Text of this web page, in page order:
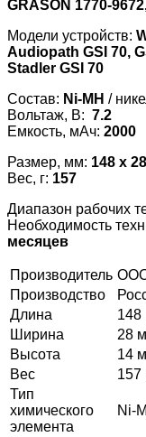
GRASON 1770-
Модели устройств:
Audiopath GSI 70,
Stadler GSI 70
Состав: Ni-MH /
Вольтаж, В: 7.2
Емкость, мАч: 2000
Размер, мм: 148 x
Вес, г: 157
Диапазон рабочих
Необходимость
месяцев
Производитель ООО
Производство
Длина
148
Ширина
28
Высота
14
Вес
157
Тип
химического
элемента
Ni-